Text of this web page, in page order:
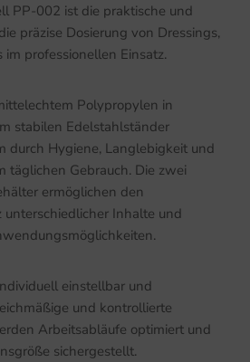
PP-002 ist die praktische und
präzise Dosierung von Dressings,
im professionellen Einsatz.
Polypropylen in
stabilen Edelstahlständer
durch Hygiene, Langlebigkeit und
täglichen Gebrauch. Die zwei
ermöglichen den
unterschiedlicher Inhalte und
einstellbar und
und kontrollierte
Arbeitsabläufe optimiert und
sichergestellt.